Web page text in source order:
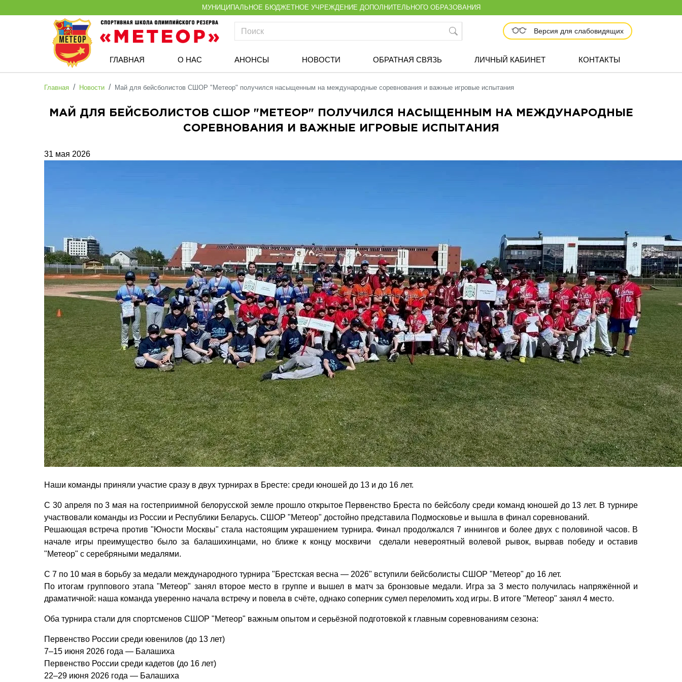
МУНИЦИПАЛЬНОЕ БЮДЖЕТНОЕ УЧРЕЖДЕНИЕ ДОПОЛНИТЕЛЬНОГО ОБРАЗОВАНИЯ
Версия для слабовидящих
ГЛАВНАЯ О НАС АНОНСЫ НОВОСТИ ОБРАТНАЯ СВЯЗЬ ЛИЧНЫЙ КАБИНЕТ КОНТАКТЫ
Главная Новости Май для бейсболистов СШОР "Метеор" получился насыщенным на международные соревнования и важные игровые испытания
МАЙ ДЛЯ БЕЙСБОЛИСТОВ СШОР "МЕТЕОР" ПОЛУЧИЛСЯ НАСЫЩЕННЫМ НА МЕЖДУНАРОДНЫЕ
СОРЕВНОВАНИЯ И ВАЖНЫЕ ИГРОВЫЕ ИСПЫТАНИЯ
31 мая 2026
Наши команды приняли участие сразу в двух турнирах в Бресте: среди юношей до 13 и до 16 лет.
С 30 апреля по 3 мая на гостеприимной белорусской земле прошло открытое Первенство Бреста по бейсболу среди команд юношей до 13 лет. В турнире
участвовали команды из России и Республики Беларусь. СШОР "Метеор" достойно представила Подмосковье и вышла в финал соревнований.
Решающая встреча против "Юности Москвы" стала настоящим украшением турнира. Финал продолжался 7 иннингов и более двух с половиной часов. В
начале игры преимущество было за балашихинцами, но ближе к концу москвичи сделали невероятный волевой рывок, вырвав победу и оставив
"Метеор" с серебряными медалями.
С 7 по 10 мая в борьбу за медали международного турнира "Брестская весна — 2026" вступили бейсболисты СШОР "Метеор" до 16 лет.
По итогам группового этапа "Метеор" занял второе место в группе и вышел в матч за бронзовые медали. Игра за 3 место получилась напряжённой и
драматичной: наша команда уверенно начала встречу и повела в счёте, однако соперник сумел переломить ход игры. В итоге "Метеор" занял 4 место.
Оба турнира стали для спортсменов СШОР "Метеор" важным опытом и серьёзной подготовкой к главным соревнованиям сезона:
Первенство России среди ювенилов (до 13 лет)
7–15 июня 2026 года — Балашиха
Первенство России среди кадетов (до 16 лет)
22–29 июня 2026 года — Балашиха